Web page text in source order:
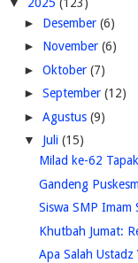
► Desember (6)
► November (6)
► Oktober (7)
► September (12)
► Agustus (9)
▼ Juli (15)
Milad ke-62
Gandeng
Siswa SMP
Khutbah Jumat:
Apa Salah Ustadz